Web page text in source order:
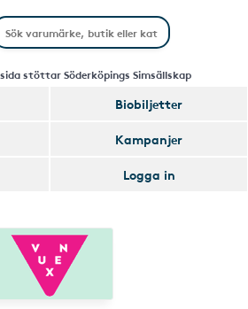
stöttar Söderköpings Simsällskap
Biobiljetter
Kampanjer
Logga in